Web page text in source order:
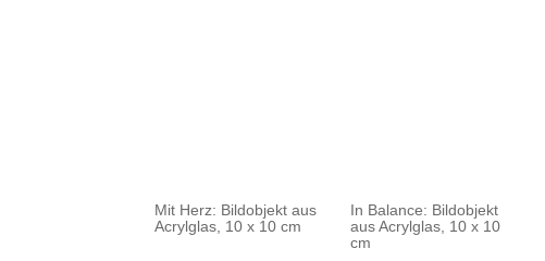
Mit Herz: Bildobjekt aus
Acrylglas, 10 x 10 cm
In Balance: Bildobjekt
aus Acrylglas, 10 x 10
cm